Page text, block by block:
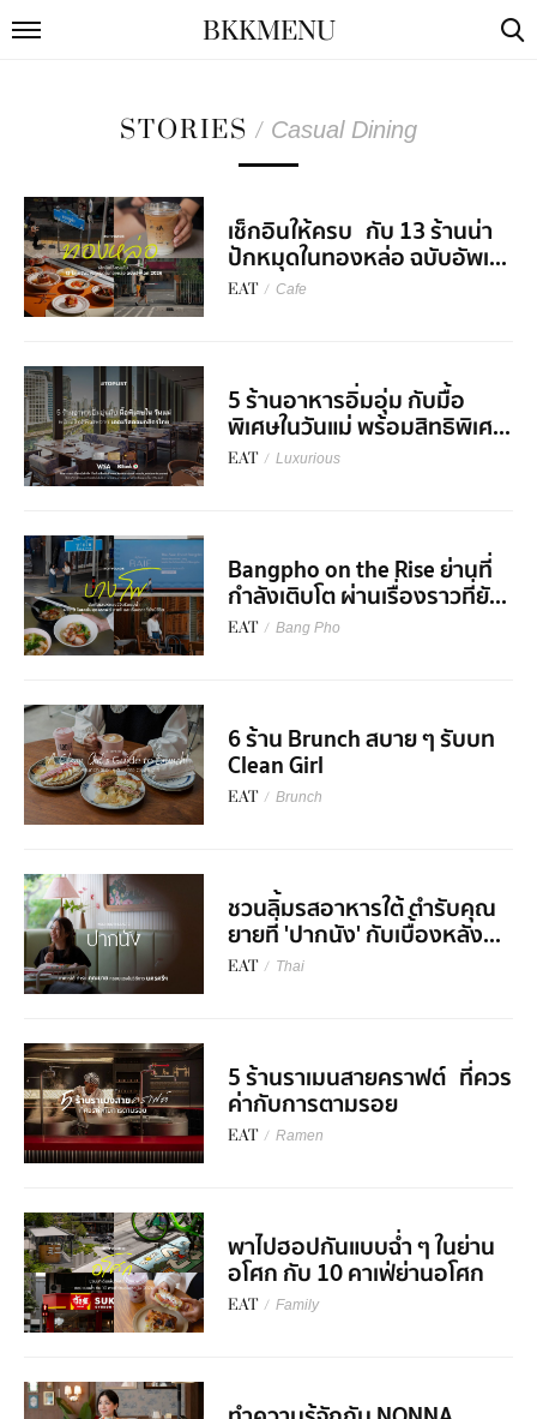
BKKMENU
STORIES / Casual Dining
เช็กอินให้ครบ กับ 13 ร้านน่า
ปักหมุดในทองหล่อ ฉบับอัพเ...
EAT / Cafe
5 ร้านอาหารอิ่มอุ่ม กับมื้อ
พิเศษในวันแม่ พร้อมสิทธิพิเศ...
EAT / Luxurious
Bangpho on the Rise ย่านที่
กำลังเติบโต ผ่านเรื่องราวที่ยั...
EAT / Bang Pho
6 ร้าน Brunch สบาย ๆ รับบท
Clean Girl
EAT / Brunch
ชวนลิ้มรสอาหารใต้ ตำรับคุณ
ยายที่ 'ปากนัง' กับเบื้องหลัง...
EAT / Thai
5 ร้านราเมนสายคราฟต์ ที่ควร
ค่ากับการตามรอย
EAT / Ramen
พาไปฮอปกันแบบฉ่ำ ๆ ในย่าน
อโศก กับ 10 คาเฟ่ย่านอโศก
EAT / Family